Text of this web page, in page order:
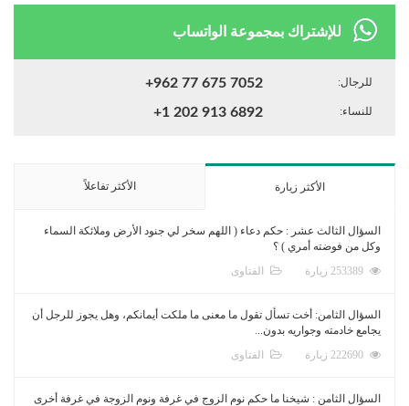
للإشتراك بمجموعة الواتساب
للرجال: +962 77 675 7052
للنساء: +1 202 913 6892
الأكثر زيارة الأكثر تفاعلاً
السؤال الثالث عشر : حكم دعاء ( اللهم سخر لي جنود الأرض وملائكة السماء
وكل من فوضته أمري ) ؟
الفتاوى
السؤال الثامن: أخت تسأل تقول ما معنى ما ملكت أيمانكم، وهل يجوز للرجل أن
يجامع خادمته وجواريه بدون...
الفتاوى
السؤال الثامن : شيخنا ما حكم نوم الزوج في غرفة ونوم الزوجة في غرفة أخرى